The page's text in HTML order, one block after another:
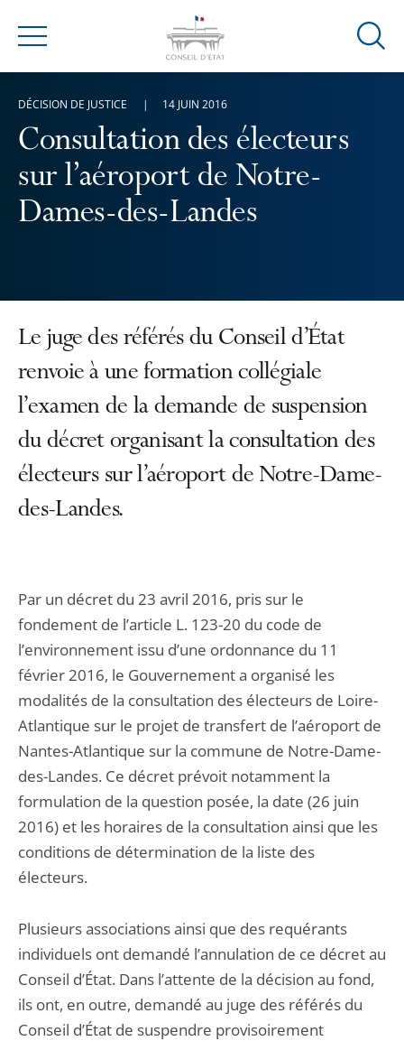
Menu
Ouvrir
Consultation des électeurs
sur l’aéroport de Notre-
Dames-des-Landes
DÉCISION DE JUSTICE 14 JUIN 2016
Le juge des référés du Conseil d’État
renvoie à une formation collégiale
l’examen de la demande de suspension
du décret organisant la consultation des
électeurs sur l’aéroport de Notre-Dame-
des-Landes.
Par un décret du 23 avril 2016, pris sur le
fondement de l’article L. 123-20 du code de
l’environnement issu d’une ordonnance du 11
février 2016, le Gouvernement a organisé les
modalités de la consultation des électeurs de Loire-
Atlantique sur le projet de transfert de l’aéroport de
Nantes-Atlantique sur la commune de Notre-Dame-
des-Landes. Ce décret prévoit notamment la
formulation de la question posée, la date (26 juin
2016) et les horaires de la consultation ainsi que les
conditions de détermination de la liste des
électeurs.
Plusieurs associations ainsi que des requérants
individuels ont demandé l’annulation de ce décret au
Conseil d’État. Dans l’attente de la décision au fond,
ils ont, en outre, demandé au juge des référés du
Conseil d’État de suspendre provisoirement